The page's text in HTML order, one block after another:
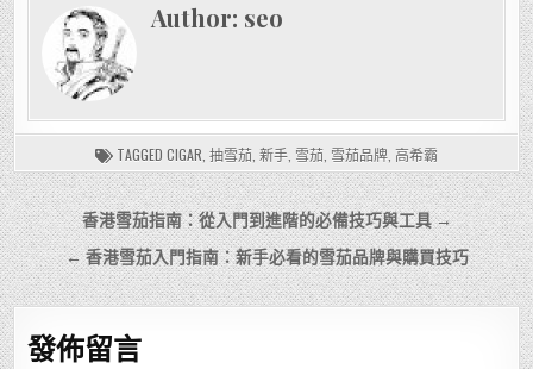
Author: seo
TAGGED CIGAR 抽雪茄 新手 雪茄 雪茄品牌 高希霸
文
章
導
覽
香港雪茄指南：從入門到進階的必備技巧與工具 →
← 香港雪茄入門指南：新手必看的雪茄品牌與購買技巧
發佈留言